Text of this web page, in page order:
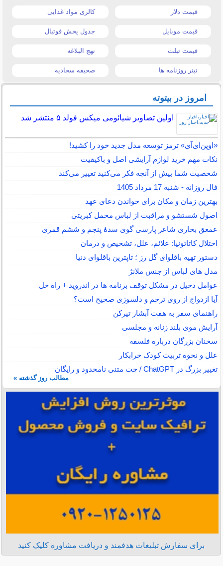
قیمت دلار کالری مواد غذایی
قیمت موبایل جدول پخش فوتبال
قیمت تبلت نهج البلاغه
تیتر روزنامه ها صحیفه سجادیه
امروز در بیتوته
اولین تصاویر شیائومی میکس فولد ۵ منتشر شد
«اوپن‌ای‌آی» ترمز توسعه مدل جدید خود را کشید!
نکات مهم خرید لوازم آرایشی اصل و باکیفیت
شخصیت شما بیش از آنچه فکر می‌کنید تغییر می‌کند
فال روزانه - شنبه 17 مرداد 1405
بهترین زمان و مکان برای خواندن دعای عهد
اصول شستشو و مراقبت از لباس مخمل کبریتی
عمعق بخاری شاعر پارسی گوی سدهٔ پنجم و ششم قمری
اختلال کاتاتونیا: علائم، علل، تشخیص و درمان
دستور تهیه باقلوای گل رز ؛ تاپترین باقلوای دنیا
مدل های لباس از جنس ملانژ
عوامل دخیل در مشکل توقف برنامه ها در اندروید + راه حل
آیا ازدواج از روی ترحم و دلسوزی صحیح است؟
راهنمای سفر به هفت آبشار تیرکن
آرایش موی بلند زنانه و مجلسی
سخنان بزرگان درباره فلسفه
علل و نحوه تربیت کودک خرابکار
تغییر بزرگ در ChatGPT / چت متنی نامحدود و رایگان
مطالب روز گذشته »
برای سفارش تبلیغات هدفمند و دریافت مشاوره کلیک کنید